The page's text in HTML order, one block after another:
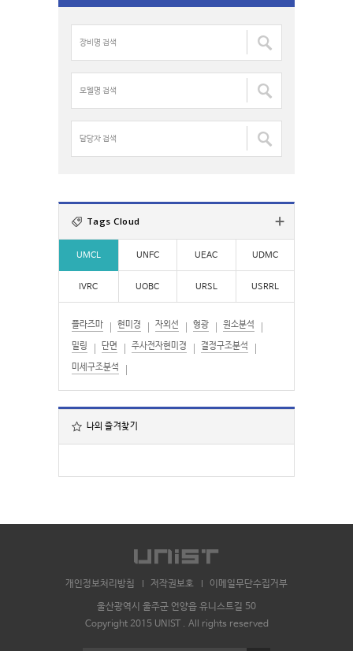
명
색
:
델
명
:자
:
Tags Cloud
UMCL UNFC UEAC UDMC
IVRC UOBC URSL USRRL
플라즈마 현미경 자외선 형광 원소분석
밀링 단면 주사전자현미경 결정구조분석
미세구조분석
나의 즐겨찾기
개인정보처리방침 저작권보호 이메일무단수집거부
울산광역시 울주군 언양읍 유니스트길 50
Copyright 2015 UNIST . All rights reserved